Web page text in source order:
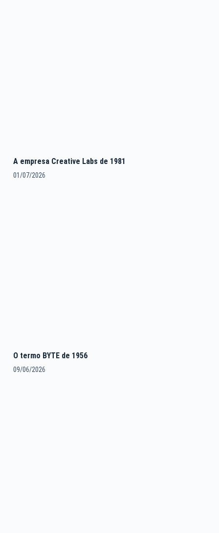
A empresa Creative Labs de 1981
01/07/2026
O termo BYTE de 1956
09/06/2026